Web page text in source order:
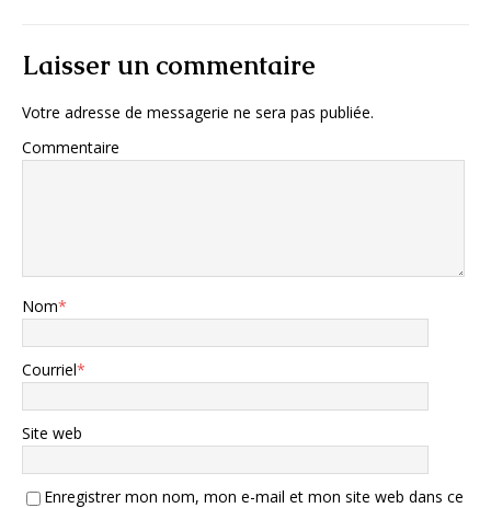
Laisser un commentaire
Votre adresse de messagerie ne sera pas publiée.
Commentaire
Nom*
Courriel*
Site web
Enregistrer mon nom, mon e-mail et mon site web dans ce